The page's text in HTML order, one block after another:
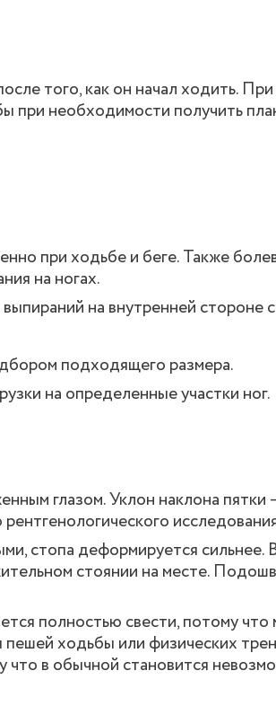
того, как он начал ходить.
при необходимости получить
при ходьбе и беге. Также
на ногах.
на внутренней стороне
подходящего размера.
на определенные участки ног.
глазом. Уклон наклона пятки
стопа деформируется сильнее.
стоянии на месте.
полностью свести, потому
ходьбы или физических
что в обычной становится